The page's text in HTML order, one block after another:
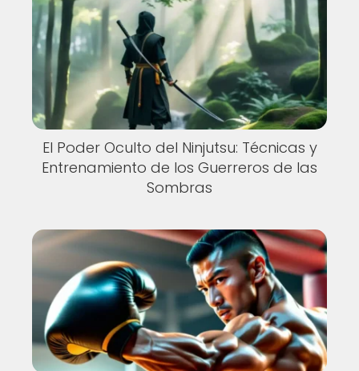
El Poder Oculto del Ninjutsu: Técnicas y
Entrenamiento de los Guerreros de las
Sombras